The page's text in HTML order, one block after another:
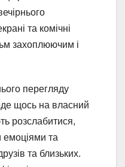
та комічні
захоплюючим і
перегляду
щось на власний
розслабитися,
емоціями та
та близьких.